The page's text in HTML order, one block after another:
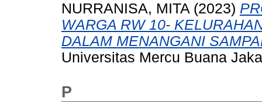
NURRANISA, MITA (2023)
WARGA RW 10-
DALAM MENANGANI
Universitas Mercu Buana
P